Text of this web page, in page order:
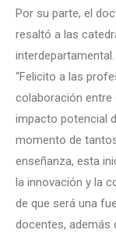
Por su parte, el
resaltó a las
interdepartamental.
“Felicito a las
colaboración entre
impacto potencial
momento de
enseñanza, esta
la innovación y la
de que será una
docentes, además